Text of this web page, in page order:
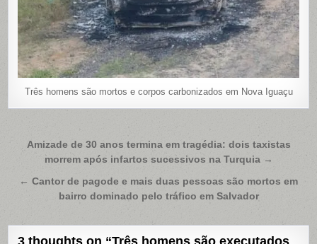
Três homens são mortos e corpos carbonizados em Nova Iguaçu
Navegação
Post
Amizade de 30 anos termina em tragédia: dois taxistas
morrem após infartos sucessivos na Turquia →
← Cantor de pagode e mais duas pessoas são mortos em
bairro dominado pelo tráfico em Salvador
3 thoughts on “Três homens são executados